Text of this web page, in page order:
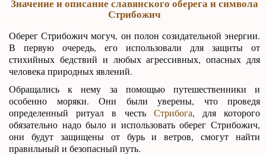
Значение и описание славянского оберега и символа
Стрибожич
Оберег Стрибожич могуч, он полон созидательной энергии.
В первую очередь, его использовали для защиты от
стихийных бедствий и любых агрессивных, опасных для
человека природных явлений.
Обращались к нему за помощью путешественники и
особенно моряки. Они были уверены, что проведя
определенный ритуал в честь Стрибога, для которого
обязательно надо было и использовать оберег Стрибожич,
они будут защищены от бурь и ветров, смогут найти
правильный и безопасный путь.